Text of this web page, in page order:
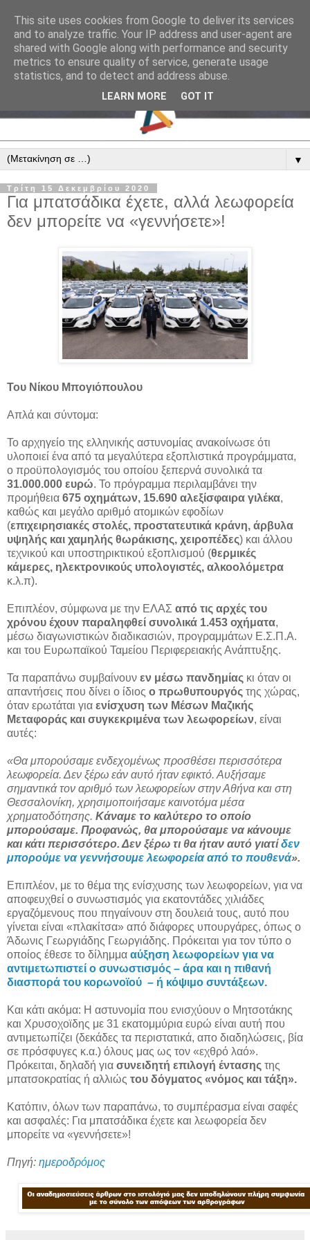
▼
Τρίτη 15 Δεκεμβρίου 2020
Για μπατσάδικα έχετε, αλλά λεωφορεία
δεν μπορείτε να «γεννήσετε»!
Του Νίκου Μπογιόπουλου
Απλά και σύντομα:
Το αρχηγείο της ελληνικής αστυνομίας ανακοίνωσε ότι
υλοποιεί ένα από τα μεγαλύτερα εξοπλιστικά προγράμματα,
ο προϋπολογισμός του οποίου ξεπερνά συνολικά τα
31.000.000 ευρώ. Το πρόγραμμα περιλαμβάνει την
προμήθεια 675 οχημάτων, 15.690 αλεξίσφαιρα γιλέκα,
καθώς και μεγάλο αριθμό ατομικών εφοδίων
(επιχειρησιακές στολές, προστατευτικά κράνη, άρβυλα
υψηλής και χαμηλής θωράκισης, χειροπέδες) και άλλου
τεχνικού και υποστηρικτικού εξοπλισμού (θερμικές
κάμερες, ηλεκτρονικούς υπολογιστές, αλκοολόμετρα
κ.λ.π).
Επιπλέον, σύμφωνα με την ΕΛΑΣ από τις αρχές του
χρόνου έχουν παραληφθεί συνολικά 1.453 οχήματα,
μέσω διαγωνιστικών διαδικασιών, προγραμμάτων Ε.Σ.Π.Α.
και του Ευρωπαϊκού Ταμείου Περιφερειακής Ανάπτυξης.
Τα παραπάνω συμβαίνουν εν μέσω πανδημίας κι όταν οι
απαντήσεις που δίνει ο ίδιος ο πρωθυπουργός της χώρας,
όταν ερωτάται για ενίσχυση των Μέσων Μαζικής
Μεταφοράς και συγκεκριμένα των λεωφορείων, είναι
αυτές:
«Θα μπορούσαμε ενδεχομένως προσθέσει περισσότερα
λεωφορεία. Δεν ξέρω εάν αυτό ήταν εφικτό. Αυξήσαμε
σημαντικά τον αριθμό των λεωφορείων στην Αθήνα και στη
Θεσσαλονίκη, χρησιμοποιήσαμε καινοτόμα μέσα
χρηματοδότησης. Κάναμε το καλύτερο το οποίο
μπορούσαμε. Προφανώς, θα μπορούσαμε να κάνουμε
και κάτι περισσότερο. Δεν ξέρω τι θα ήταν αυτό γιατίδεν
μπορούμε να γεννήσουμε λεωφορεία από το πουθενά».
Επιπλέον, με το θέμα της ενίσχυσης των λεωφορείων, για να
αποφευχθεί ο συνωστισμός για εκατοντάδες χιλιάδες
εργαζόμενους που πηγαίνουν στη δουλειά τους, αυτό που
γίνεται είναι «πλακίτσα» από διάφορες υπουργάρες, όπως ο
Άδωνις Γεωργιάδης Γεωργιάδης. Πρόκειται για τον τύπο ο
οποίος έθεσε το δίλημμα αύξηση λεωφορείων για να
αντιμετωπιστεί ο συνωστισμός – άρα και η πιθανή
διασπορά του κορωνοϊού – ή κόψιμο συντάξεων.
Και κάτι ακόμα: Η αστυνομία που ενισχύουν ο Μητσοτάκης
και Χρυσοχοϊδης με 31 εκατομμύρια ευρώ είναι αυτή που
αντιμετωπίζει (δεκάδες τα περιστατικά, απο διαδηλώσεις, βία
σε πρόσφυγες κ.α.) όλους μας ως τον «εχθρό λαό».
Πρόκειται, δηλαδή για συνειδητή επιλογή έντασης της
μπατσοκρατίας ή αλλιώς του δόγματος «νόμος και τάξη».
Κατόπιν, όλων των παραπάνω, το συμπέρασμα είναι σαφές
και ασφαλές: Για μπατσάδικα έχετε και λεωφορεία δεν
μπορείτε να «γεννήσετε»!
Πηγή: ημεροδρόμος
This site uses cookies from Google to deliver its services
and to analyze traffic. Your IP address and user-agent are
shared with Google along with performance and security
metrics to ensure quality of service, generate usage
statistics, and to detect and address abuse.
LEARN MORE GOT IT